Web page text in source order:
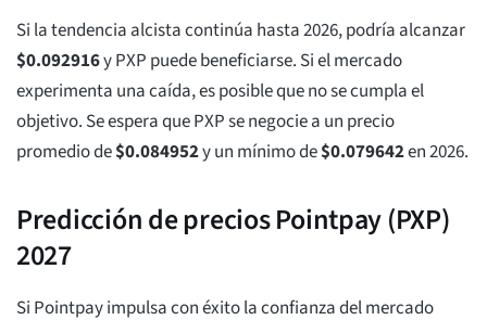
Si la tendencia alcista continúa hasta 2026, podría alcanzar
$0.092916y PXP puede beneficiarse. Si el mercado
experimenta una caída, es posible que no se cumpla el
objetivo. Se espera que PXP se negocie a un precio
promedio de$0.084952y un mínimo de$0.079642en 2026.
Predicción de precios Pointpay (PXP)
2027
Si Pointpay impulsa con éxito la confianza del mercado